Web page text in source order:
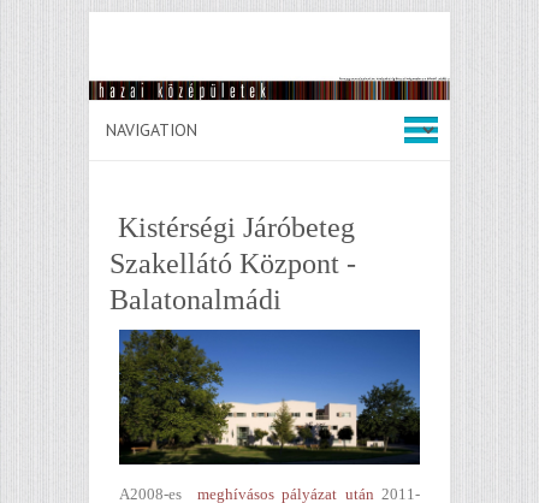
Kistérségi Járóbeteg
Szakellátó Központ -
Balatonalmádi
A2008-es meghívásos pályázat után 2011-